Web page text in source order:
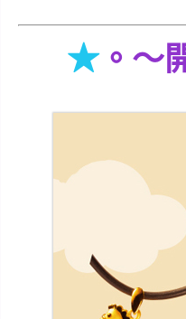
★。～